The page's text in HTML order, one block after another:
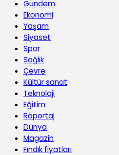
Gündem
Ekonomi
Yaşam
Siyaset
Spor
Sağlık
Çevre
Kültür sanat
Teknoloji
Eğitim
Röportaj
Dünya
Magazin
Fındık fiyatları